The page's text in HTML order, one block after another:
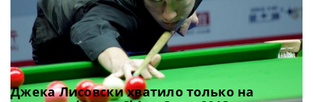
Джека Лисовски хватило только на